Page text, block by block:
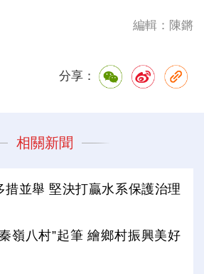
編輯：陳鏘
分享：
相關新聞
措並舉 堅決打贏水系保護治理
嶺八村”起筆 繪鄉村振興美好